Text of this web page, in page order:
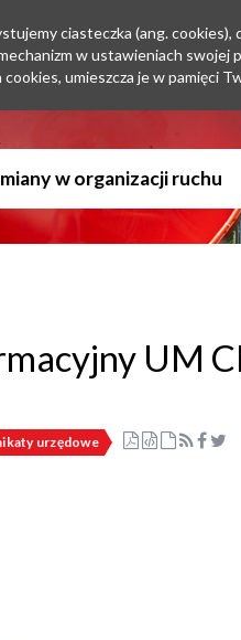
UM
urzędowe
ciasteczka (ang. cookies),
w ustawieniach swojej
umieszcza je w pamięci